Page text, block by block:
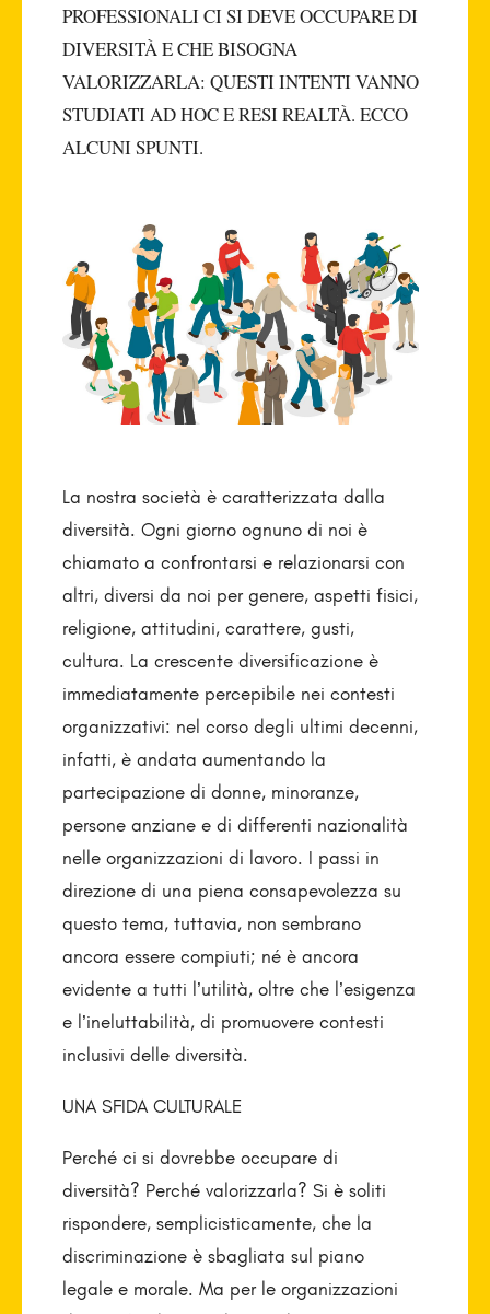
PROFESSIONALI CI SI DEVE OCCUPARE DI
DIVERSITÀ E CHE BISOGNA
VALORIZZARLA: QUESTI INTENTI VANNO
STUDIATI AD HOC E RESI REALTÀ. ECCO
ALCUNI SPUNTI.
La nostra società è caratterizzata dalla
diversità. Ogni giorno ognuno di noi è
chiamato a confrontarsi e relazionarsi con
altri, diversi da noi per genere, aspetti fisici,
religione, attitudini, carattere, gusti,
cultura. La crescente diversificazione è
immediatamente percepibile nei contesti
organizzativi: nel corso degli ultimi decenni,
infatti, è andata aumentando la
partecipazione di donne, minoranze,
persone anziane e di differenti nazionalità
nelle organizzazioni di lavoro. I passi in
direzione di una piena consapevolezza su
questo tema, tuttavia, non sembrano
ancora essere compiuti; né è ancora
evidente a tutti l’utilità, oltre che l’esigenza
e l’ineluttabilità, di promuovere contesti
inclusivi delle diversità.
UNA SFIDA CULTURALE
Perché ci si dovrebbe occupare di
diversità? Perché valorizzarla? Si è soliti
rispondere, semplicisticamente, che la
discriminazione è sbagliata sul piano
legale e morale. Ma per le organizzazioni